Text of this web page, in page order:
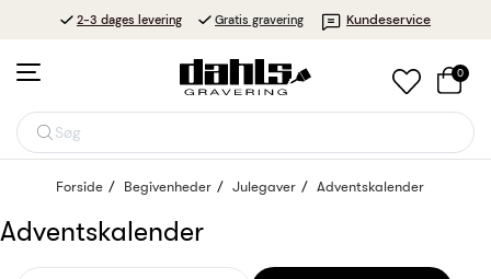
2-3 dages levering Gratis gravering Kundeservice
Søg
0
Forside Begivenheder Julegaver Adventskalender
Adventskalender